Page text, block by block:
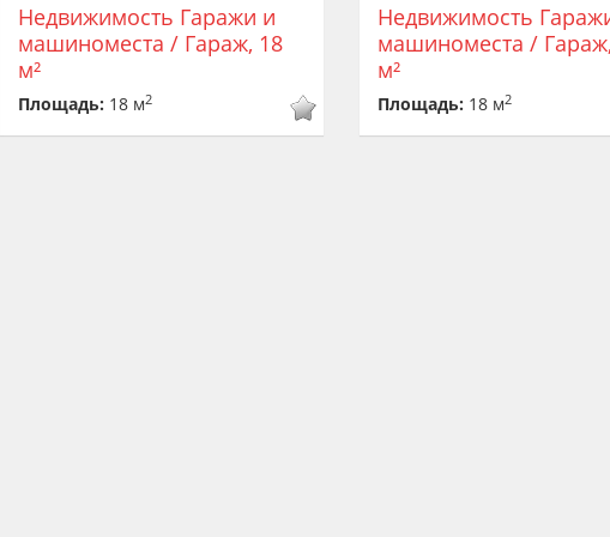
Недвижимость Гаражи и
машиноместа / Гараж, 18
м²
Площадь: 18 м2
Недвижимость
машиноместа /
м²
Площадь: 18 м2